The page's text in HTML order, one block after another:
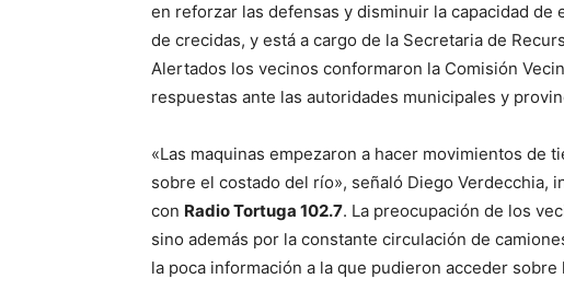
en reforzar las defensas y disminuir la capacidad
de crecidas, y está a cargo de la Secretaria de
Alertados los vecinos conformaron la Comisión
respuestas ante las autoridades municipales y
«Las maquinas empezaron a hacer movimientos de
sobre el costado del río», señaló Diego Verdecchia,
con Radio Tortuga 102.7. La preocupación de los
sino además por la constante circulación de
la poca información a la que pudieron acceder sobre